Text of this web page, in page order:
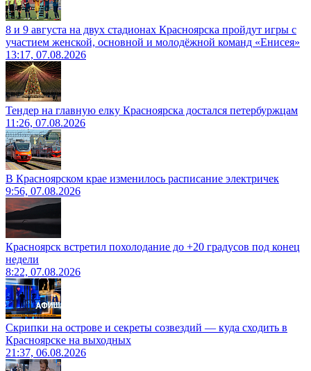
8 и 9 августа на двух стадионах Красноярска пройдут игры с
участием женской, основной и молодёжной команд «Енисея»
13:17, 07.08.2026
Тендер на главную елку Красноярска достался петербуржцам
11:26, 07.08.2026
В Красноярском крае изменилось расписание электричек
9:56, 07.08.2026
Красноярск встретил похолодание до +20 градусов под конец
недели
8:22, 07.08.2026
Скрипки на острове и секреты созвездий — куда сходить в
Красноярске на выходных
21:37, 06.08.2026